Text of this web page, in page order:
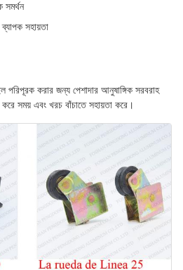
সমর্থন
সহায়তা
পরিপূরক করার জন্য পেশাদার আনুষাঙ্গিক সরবরাহ
সময় এবং খরচ বাঁচাতে সহায়তা করে।